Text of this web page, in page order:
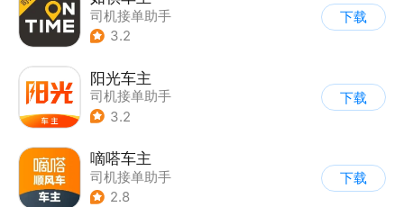
司机接单助手
3.2
下载
阳光车主
司机接单助手
3.2
下载
嘀嗒车主
司机接单助手
2.8
下载